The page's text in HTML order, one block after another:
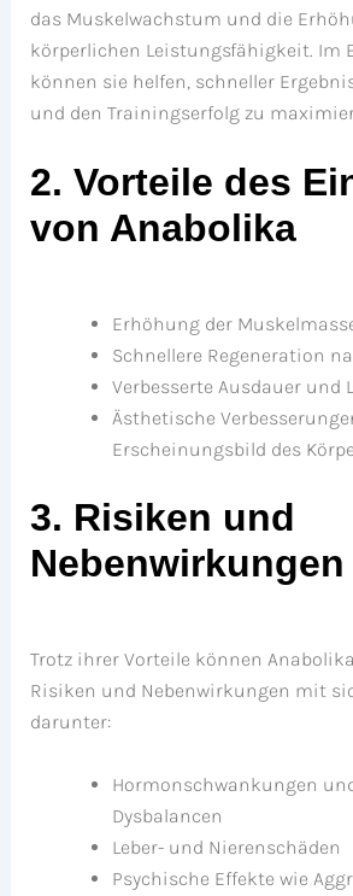
das Muskelwachstum und die
körperlichen Leistungsfähigkeit. Im
können sie helfen, schneller
und den Trainingserfolg zu
2. Vorteile des
von Anabolika
Erhöhung der
Schnellere Regeneration
Verbesserte Ausdauer
Ästhetische
Erscheinungsbild des
3. Risiken und
Nebenwirkungen
Trotz ihrer Vorteile können
Risiken und Nebenwirkungen mit
darunter:
Hormonschwankungen
Dysbalancen
Leber- und Nierenschäden
Psychische Effekte wie